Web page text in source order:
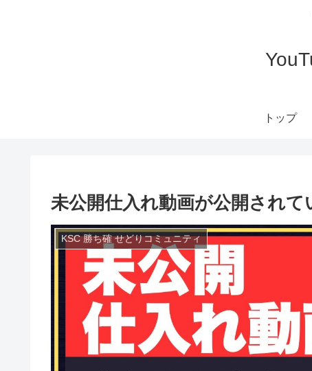
トップ
未公開仕入れ動画が公開されて
KSC 勝ち確 せどりコミュニティ